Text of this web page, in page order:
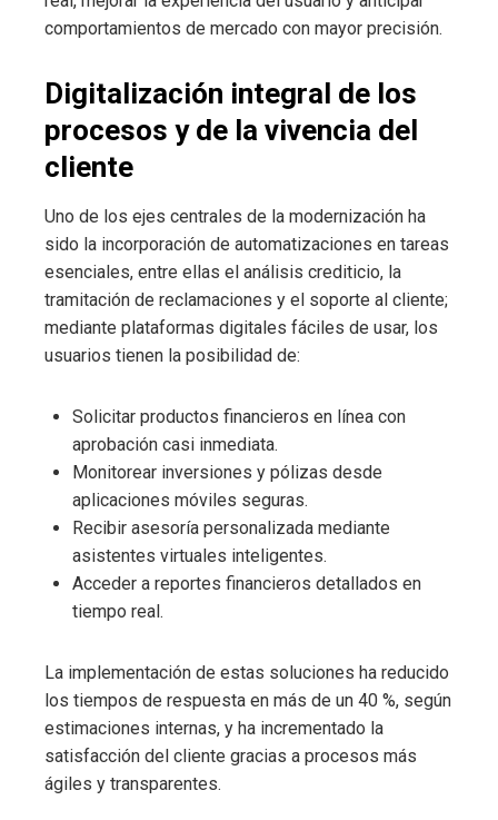
comportamientos de mercado con mayor precisión.
Digitalización integral de los
procesos y de la vivencia del
cliente
Uno de los ejes centrales de la modernización ha
sido la incorporación de automatizaciones en tareas
esenciales, entre ellas el análisis crediticio, la
tramitación de reclamaciones y el soporte al cliente;
mediante plataformas digitales fáciles de usar, los
usuarios tienen la posibilidad de:
Solicitar productos financieros en línea con
aprobación casi inmediata.
Monitorear inversiones y pólizas desde
aplicaciones móviles seguras.
Recibir asesoría personalizada mediante
asistentes virtuales inteligentes.
Acceder a reportes financieros detallados en
tiempo real.
La implementación de estas soluciones ha reducido
los tiempos de respuesta en más de un 40 %, según
estimaciones internas, y ha incrementado la
satisfacción del cliente gracias a procesos más
ágiles y transparentes.